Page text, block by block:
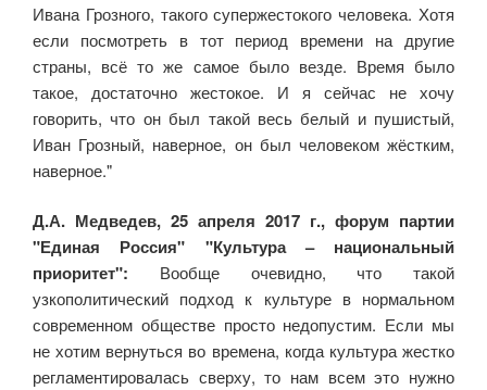
Ивана Грозного, такого супержестокого человека. Хотя
если посмотреть в тот период времени на другие
страны, всё то же самое было везде. Время было
такое, достаточно жестокое. И я сейчас не хочу
говорить, что он был такой весь белый и пушистый,
Иван Грозный, наверное, он был человеком жёстким,
наверное."
Д.А. Медведев, 25 апреля 2017 г., форум партии
"Единая Россия" "Культура – национальный
приоритет": Вообще очевидно, что такой
узкополитический подход к культуре в нормальном
современном обществе просто недопустим. Если мы
не хотим вернуться во времена, когда культура жестко
регламентировалась сверху, то нам всем это нужно